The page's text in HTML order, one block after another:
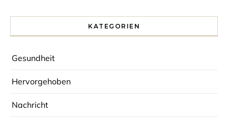
KATEGORIEN
Gesundheit
Hervorgehoben
Nachricht